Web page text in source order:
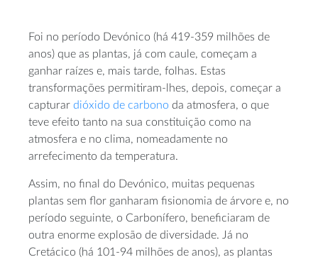
Foi no período Devónico (há 419-359 milhões de
anos) que as plantas, já com caule, começam a
ganhar raízes e, mais tarde, folhas. Estas
transformações permitiram-lhes, depois, começar a
capturar dióxido de carbono da atmosfera, o que
teve efeito tanto na sua constituição como na
atmosfera e no clima, nomeadamente no
arrefecimento da temperatura.
Assim, no final do Devónico, muitas pequenas
plantas sem flor ganharam fisionomia de árvore e, no
período seguinte, o Carbonífero, beneficiaram de
outra enorme explosão de diversidade. Já no
Cretácico (há 101-94 milhões de anos), as plantas